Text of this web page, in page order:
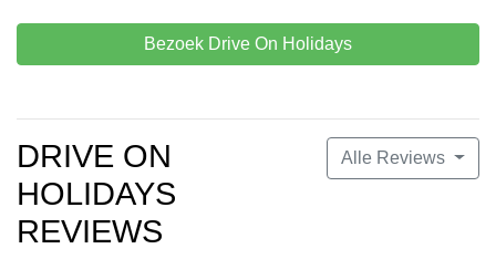
Bezoek Drive On Holidays
Alle Reviews
DRIVE ON
HOLIDAYS
REVIEWS